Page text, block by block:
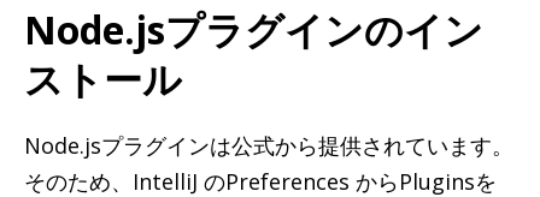
Node.jsプラグインのイン
ストール
Node.jsプラグインは公式から提供されています。
そのため、IntelliJ のPreferences からPluginsを